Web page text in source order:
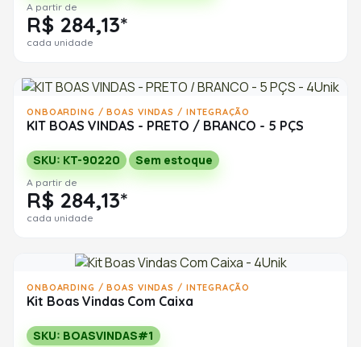
A partir de
R$ 284,13*
cada unidade
ONBOARDING / BOAS VINDAS / INTEGRAÇÃO
KIT BOAS VINDAS - PRETO / BRANCO - 5 PÇS
SKU: KT-90220 Sem estoque
A partir de
R$ 284,13*
cada unidade
ONBOARDING / BOAS VINDAS / INTEGRAÇÃO
Kit Boas Vindas Com Caixa
SKU: BOASVINDAS#1